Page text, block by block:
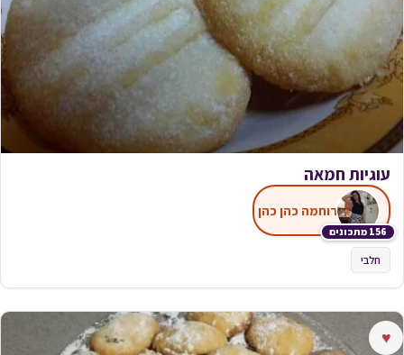
עוגיות חמאה
156 מתכונים
רוחמה כהן כהן
חלבי
♥